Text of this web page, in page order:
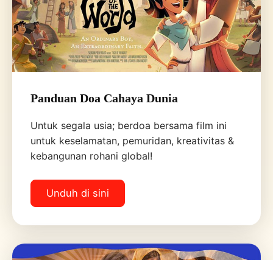
Panduan Doa Cahaya Dunia
Untuk segala usia; berdoa bersama film ini
untuk keselamatan, pemuridan, kreativitas &
kebangunan rohani global!
Unduh di sini